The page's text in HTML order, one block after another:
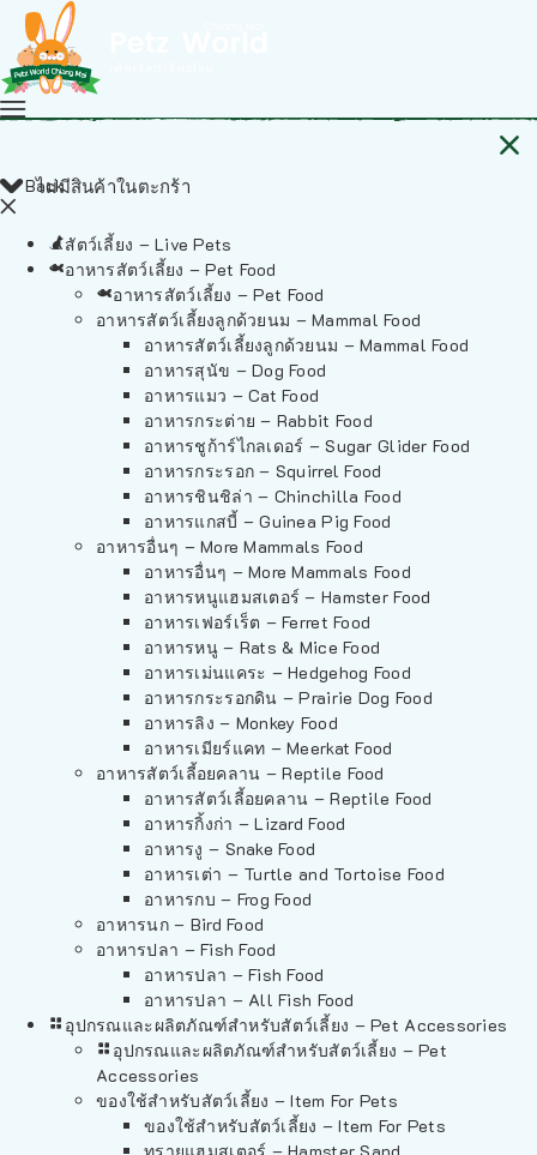
ไม่มีสินค้าในตะกร้า
Back
สัตว์เลี้ยง – Live Pets
อาหารสัตว์เลี้ยง – Pet Food
อาหารสัตว์เลี้ยง – Pet Food
อาหารสัตว์เลี้ยงลูกด้วยนม – Mammal Food
อาหารสัตว์เลี้ยงลูกด้วยนม – Mammal Food
อาหารสุนัข – Dog Food
อาหารแมว – Cat Food
อาหารกระต่าย – Rabbit Food
อาหารชูก้าร์ไกลเดอร์ – Sugar Glider Food
อาหารกระรอก – Squirrel Food
อาหารชินชิล่า – Chinchilla Food
อาหารแกสบี้ – Guinea Pig Food
อาหารอื่นๆ – More Mammals Food
อาหารอื่นๆ – More Mammals Food
อาหารหนูแฮมสเตอร์ – Hamster Food
อาหารเฟอร์เร็ต – Ferret Food
อาหารหนู – Rats & Mice Food
อาหารเม่นแคระ – Hedgehog Food
อาหารกระรอกดิน – Prairie Dog Food
อาหารลิง – Monkey Food
อาหารเมียร์แคท – Meerkat Food
อาหารสัตว์เลี้อยคลาน – Reptile Food
อาหารสัตว์เลี้อยคลาน – Reptile Food
อาหารกิ้งก่า – Lizard Food
อาหารงู – Snake Food
อาหารเต่า – Turtle and Tortoise Food
อาหารกบ – Frog Food
อาหารนก – Bird Food
อาหารปลา – Fish Food
อาหารปลา – Fish Food
อาหารปลา – All Fish Food
อุปกรณและผลิตภัณฑ์สำหรับสัตว์เลี้ยง – Pet Accessories
อุปกรณและผลิตภัณฑ์สำหรับสัตว์เลี้ยง – Pet
Accessories
ของใช้สำหรับสัตว์เลี้ยง – Item For Pets
ของใช้สำหรับสัตว์เลี้ยง – Item For Pets